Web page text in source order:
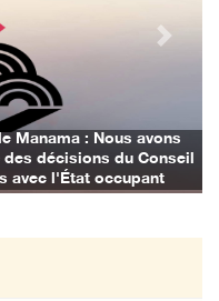
contre l ...
un im ...
maisons ...
Manama : Nous avons
décisions du Conseil
avec l'État occupant
Next